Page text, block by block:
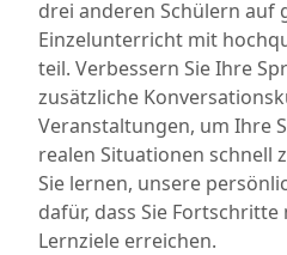
drei anderen Schülern auf
Einzelunterricht mit
teil. Verbessern Sie Ihre
zusätzliche
Veranstaltungen, um Ihre
realen Situationen schnell
Sie lernen, unsere
dafür, dass Sie
Lernziele erreichen.